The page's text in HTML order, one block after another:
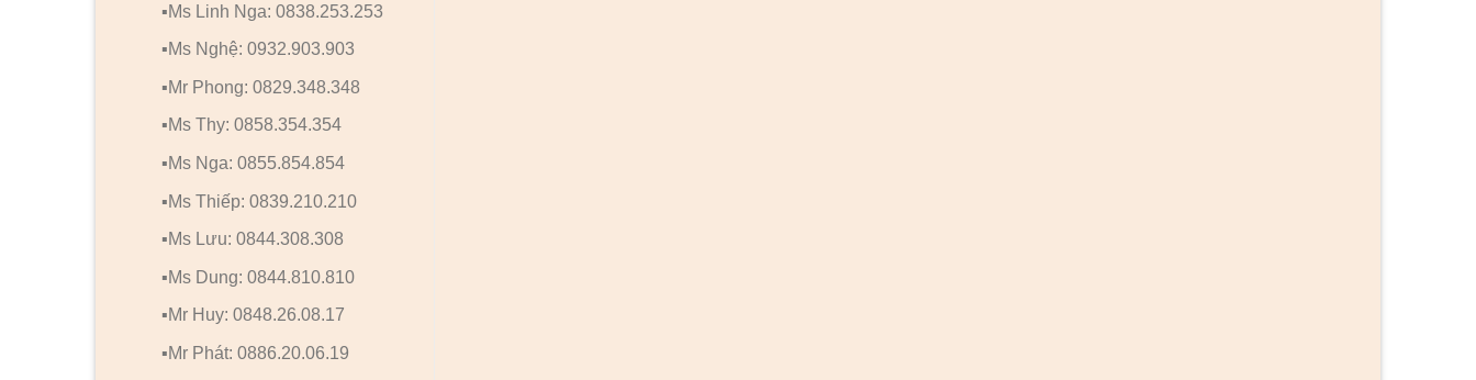
▪️Ms Linh Nga: 0838.253.253
▪️Ms Nghệ: 0932.903.903
▪️Mr Phong: 0829.348.348
▪️Ms Thy: 0858.354.354
▪️Ms Nga: 0855.854.854
▪️Ms Thiếp: 0839.210.210
▪️Ms Lưu: 0844.308.308
▪️Ms Dung: 0844.810.810
▪️Mr Huy: 0848.26.08.17
▪️Mr Phát: 0886.20.06.19